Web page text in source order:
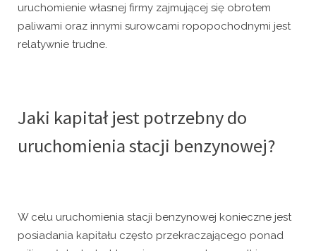
uruchomienie własnej firmy zajmującej się obrotem
paliwami oraz innymi surowcami ropopochodnymi jest
relatywnie trudne.
Jaki kapitał jest potrzebny do
uruchomienia stacji benzynowej?
W celu uruchomienia stacji benzynowej konieczne jest
posiadania kapitału często przekraczającego ponad